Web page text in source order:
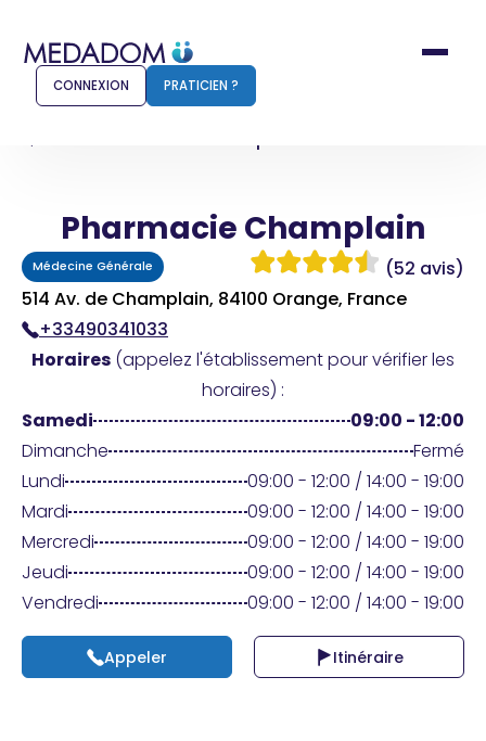
Comment ça marche ?
Pour les patients
Pharmacien
Connexion
Praticien ?
CONNEXION PRATICIEN ?
Pharmacie Champlain
Pharmacie Champlain
Médecine Générale
(52 avis)
514 Av. de Champlain, 84100 Orange, France
+33490341033
Horaires (appelez l'établissement pour vérifier les
horaires) :
Samedi
09:00 - 12:00
Dimanche
Fermé
Lundi
09:00 - 12:00 / 14:00 - 19:00
Mardi
09:00 - 12:00 / 14:00 - 19:00
Mercredi
09:00 - 12:00 / 14:00 - 19:00
Jeudi
09:00 - 12:00 / 14:00 - 19:00
Vendredi
09:00 - 12:00 / 14:00 - 19:00
Appeler Itinéraire